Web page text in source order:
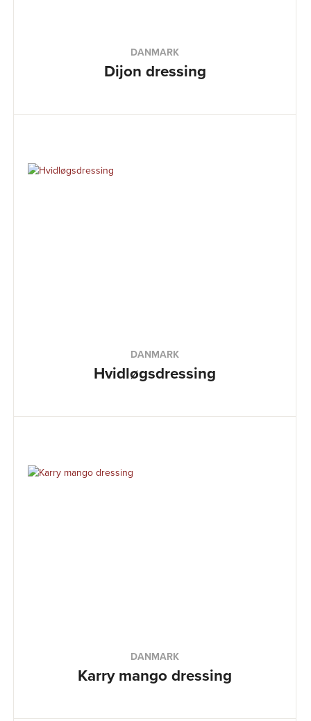
DANMARK
Dijon dressing
DANMARK
Hvidløgsdressing
DANMARK
Karry mango dressing